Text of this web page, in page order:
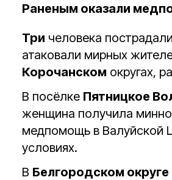
Раненым оказали
Три человека
атаковали мирных
Корочанском округах,
В посёлке Пятницкое
женщина получила
медпомощь в Валуйской
условиях.
В Белгородском округе